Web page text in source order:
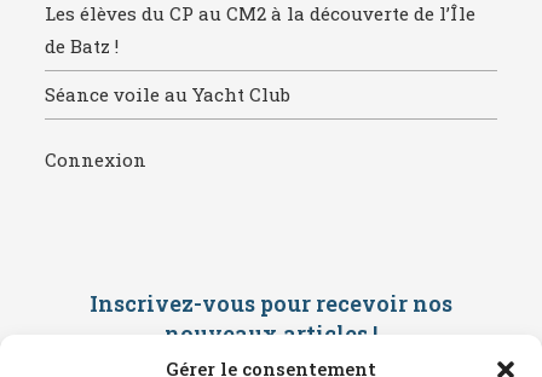
Gérer le consentement
Les élèves du CP au CM2 à la découverte de l’Île
de Batz !
Séance voile au Yacht Club
Connexion
Inscrivez-vous pour recevoir nos
nouveaux articles !